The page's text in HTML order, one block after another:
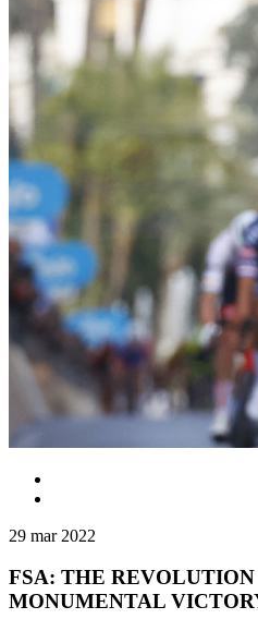
29 mar 2022
FSA: THE
MONUMENTAL